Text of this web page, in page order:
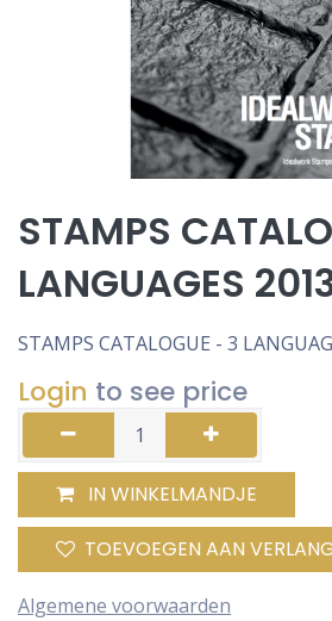
STAMPS
LANGUAGES
STAMPS CATALOGUE - 3
Login to see price
IN WINKELMANDJE
TOEVOEGEN AAN
Algemene voorwaarden